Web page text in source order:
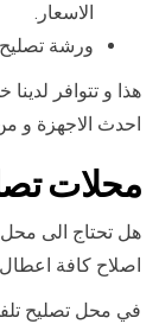
الاسعار.
ورشة
هذا و تتوافر
احدث الاجهزة و
محلات
هل تحتاج الى
اصلاح كافة
في محل تصليح